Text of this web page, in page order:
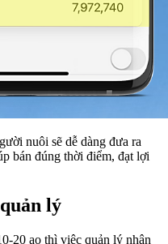
nuôi sẽ dễ dàng đưa ra
bán đúng thời điểm, đạt lợi
lý
20 ao thì việc quản lý nhân